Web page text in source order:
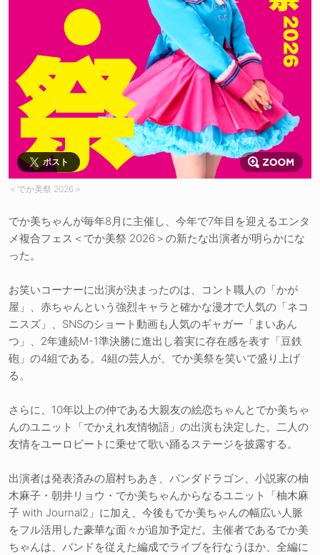
ポスト
＜でか美祭 2026＞
でか美ちゃんが毎年8月に主催し、今年で7年目を迎えるエンタ
メ複合フェス＜でか美祭 2026＞の新たな出演者が明らかにな
った。
お笑いコーナーに出演が決まったのは、コント職人の「かが
屋」、赤ちゃんという強烈キャラと確かな漫才で人気の「ネコ
ニスズ」、SNSのショート動画も人気のギャガー「まいあん
つ」、2年連続M-1準決勝に進出し着実に存在感を表す「豆鉄
砲」の4組である。4組の芸人が、でか美祭を笑いで盛り上げ
る。
さらに、10年以上の仲である大親友の絵恋ちゃんとでか美ちゃ
んのユニット「でかえれ友情物語」の出演も決定した。二人の
友情をユーロビートに乗せて歌い踊るステージを披露する。
出演者は発表済みの眉村ちあき、パンダドラゴン、小説家の柚
木麻子・朝井リョウ・でか美ちゃんからなるユニット「柚木麻
子 with Journal2」に加え、今後もでか美ちゃんの幅広い人脈
をフル活用した豪華な面々が追加予定だ。主催者であるでか美
ちゃんは、バンドを従えた編成でライブを行なうほか、全編に